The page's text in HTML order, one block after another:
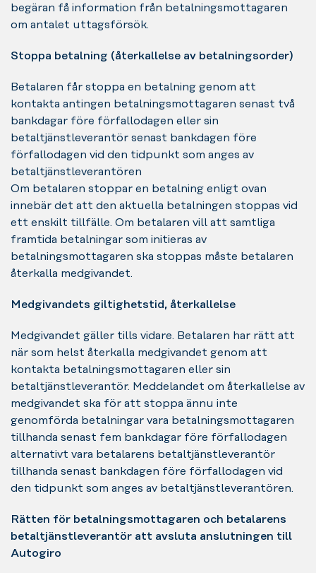
begäran få information från betalningsmottagaren
om antalet uttagsförsök.
Stoppa betalning (återkallelse av betalningsorder)
Betalaren får stoppa en betalning genom att
kontakta antingen betalningsmottagaren senast två
bankdagar före förfallodagen eller sin
betaltjänstleverantör senast bankdagen före
förfallodagen vid den tidpunkt som anges av
betaltjänstleverantören
Om betalaren stoppar en betalning enligt ovan
innebär det att den aktuella betalningen stoppas vid
ett enskilt tillfälle. Om betalaren vill att samtliga
framtida betalningar som initieras av
betalningsmottagaren ska stoppas måste betalaren
återkalla medgivandet.
Medgivandets giltighetstid, återkallelse
Medgivandet gäller tills vidare. Betalaren har rätt att
när som helst återkalla medgivandet genom att
kontakta betalningsmottagaren eller sin
betaltjänstleverantör. Meddelandet om återkallelse av
medgivandet ska för att stoppa ännu inte
genomförda betalningar vara betalningsmottagaren
tillhanda senast fem bankdagar före förfallodagen
alternativt vara betalarens betaltjänstleverantör
tillhanda senast bankdagen före förfallodagen vid
den tidpunkt som anges av betaltjänstleverantören.
Rätten för betalningsmottagaren och betalarens
betaltjänstleverantör att avsluta anslutningen till
Autogiro